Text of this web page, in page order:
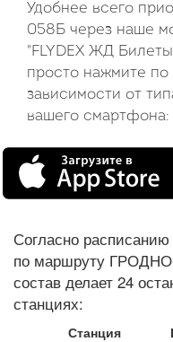
Удобнее всего
058Б через наше
"FLYDEX ЖД
просто нажмите
зависимости от
вашего смартфона:
Согласно
по маршруту
состав делает 24
станциях:
Станция